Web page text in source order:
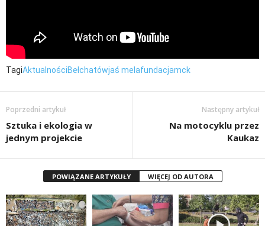
TagiAktualnościBełchatówjaś melafundacjamck
Poprzedni artykuł
Sztuka i ekologia w
jednym projekcie
Następny artykuł
Na motocyklu przez
Kaukaz
POWIĄZANE ARTYKUŁY WIĘCEJ OD AUTORA